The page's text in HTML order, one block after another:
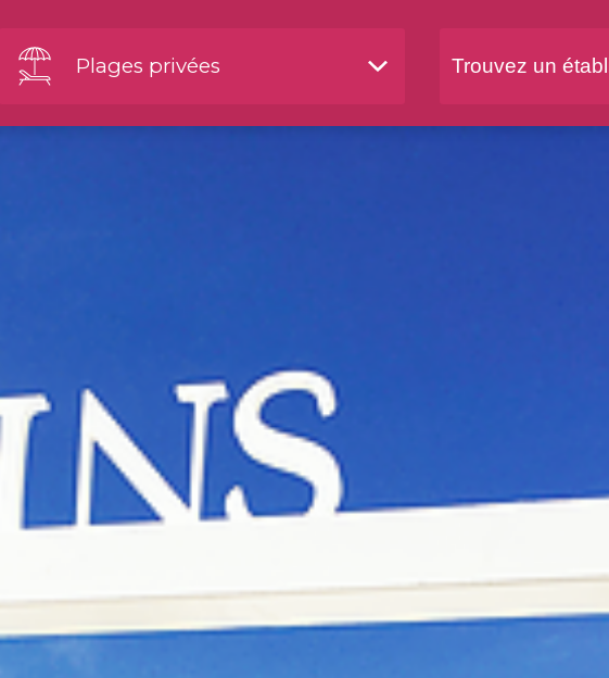
Plages privées